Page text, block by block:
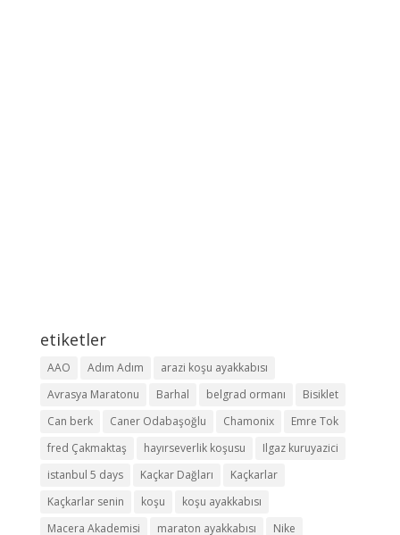
etiketler
AAO Adım Adım
arazi koşu ayakkabısı
Avrasya Maratonu
Barhal belgrad ormanı
Bisiklet
Can berk
Caner Odabaşoğlu Chamonix
Emre Tok
fred Çakmaktaş
hayırseverlik koşusu
Ilgaz kuruyazici
istanbul 5 days
Kaçkar Dağları
Kaçkarlar
Kaçkarlar senin
koşu
koşu ayakkabısı
Macera Akademisi
maraton ayakkabısı Nike